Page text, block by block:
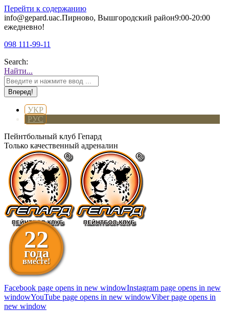
Перейти к содержанию
info@gepard.uaс.Пирново, Вышгородский район9:00-20:00
ежедневно!
098 111-99-11
Search:
Найти...
УКР
РУС
Пейнтбольный клуб Гепард
Только качественный адреналин
22
года
вместе!
Facebook page opens in new windowInstagram page opens in new
windowYouTube page opens in new windowViber page opens in
new window